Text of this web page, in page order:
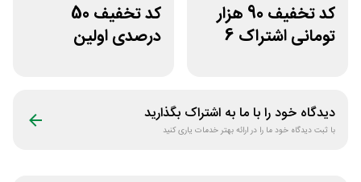
کد تخفیف 90 هزار
تومانی اشتراک 6
کد تخفیف 50
درصدی اولین
دیدگاه خود را با ما به اشتراک بگذارید
با ثبت دیدگاه خود ما را در ارائه بهتر خدمات یاری کنید